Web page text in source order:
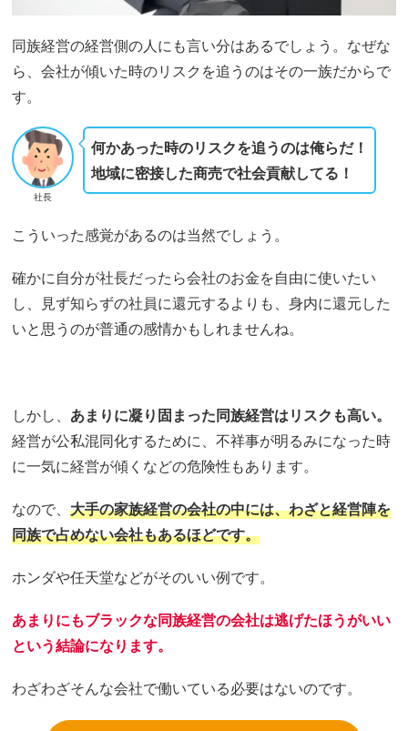
同族経営の経営側の人にも言い分はあるでしょう。なぜな
ら、会社が傾いた時のリスクを追うのはその一族だからで
す。
社長
何かあった時のリスクを追うのは俺らだ！
地域に密接した商売で社会貢献してる！
こういった感覚があるのは当然でしょう。
確かに自分が社長だったら会社のお金を自由に使いたい
し、見ず知らずの社員に還元するよりも、身内に還元した
いと思うのが普通の感情かもしれませんね。
しかし、 あまりに凝り固まった同族経営はリスクも高い。
経営が公私混同化するために、不祥事が明るみになった時
に一気に経営が傾くなどの危険性もあります。
なので、大手の家族経営の会社の中には、わざと経営陣を
同族で占めない会社もあるほどです。
ホンダや任天堂などがそのいい例です。
あまりにもブラックな同族経営の会社は逃げたほうがいい
という結論になります。
わざわざそんな会社で働いている必要はないのです。